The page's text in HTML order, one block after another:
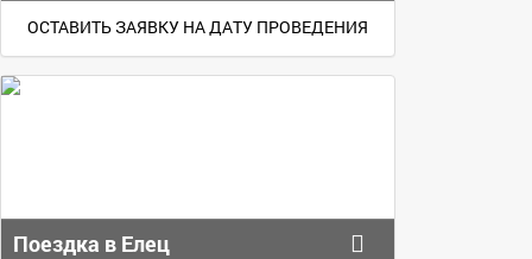
ОСТАВИТЬ ЗАЯВКУ НА ДАТУ ПРОВЕДЕНИЯ
Поездка в Елец